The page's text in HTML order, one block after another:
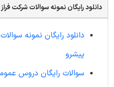
دانلود رایگان نمونه سوالات شرکت
دانلود رایگان نمونه
پیشرو
سوالات رایگان دروس